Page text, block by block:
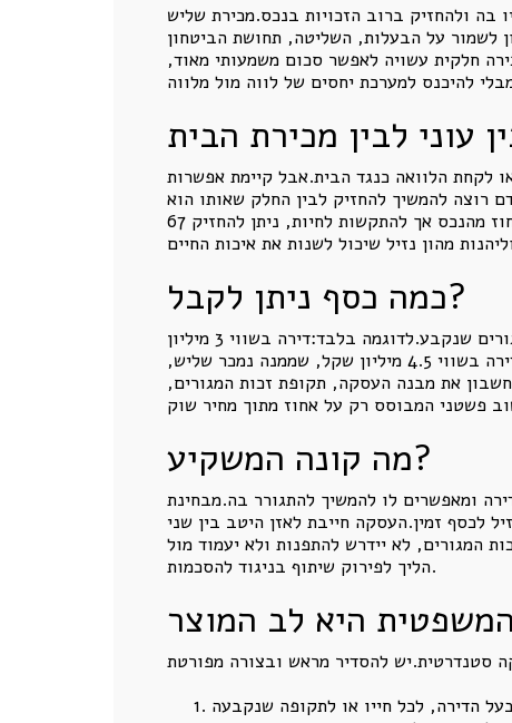
בה ולהחזיק ברוב הזכויות בנכס.מכירת שליש
לשמור על הבעלות, השליטה, תחושת הביטחון
חלקית עשויה לאפשר סכום משמעותי מאוד,
עוני לבין מכירת הבית
לקחת הלוואה כנגד הבית.אבל קיימת אפשרות
רוצה להמשיך להחזיק לבין החלק שאותו הוא
מבקש להפוך לכסף.זוהי גישה נכונה במיוחד כאשר הדירה מהווה את מרבית הונו של האדם.במקום להחזיק 100 אחוז מהנכס אך להתקשות לחיות, ניתן להחזיק 67
כמה כסף ניתן לקבל?
הסכום תלוי בשווי הדירה, בשיעור הזכויות הנמכר, במיקום הנכס, במצבו, בזכויות המשפטיות ובהסדר המגורים שנקבע.לדוגמה בלבד:דירה בשווי 3 מיליון
שקל, שממנה נמכר שליש, מגלמת זכויות בשווי של כמיליון שקל לפני התאמות כלכליות, משפטיות ומימוניות.דירה בשווי 4.5 מיליון שקל, שממנה נמכר שליש,
להביא בחשבון את מבנה העסקה, תקופת זכות המגורים,
מה קונה המשקיע?
ומאפשרים לו להמשיך להתגורר בה.מבחינת
לכסף זמין.העסקה חייבת לאזן היטב בין שני
המגורים, לא יידרש להתפנות ולא יעמוד מול
הליך לפירוק שיתוף בניגוד להסכמות.
היא לב המוצר